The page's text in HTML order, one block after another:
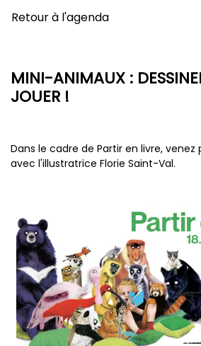
Retour à l'agenda
MINI-ANIMAUX :
JOUER !
Dans le cadre de Partir en livre,
avec l'illustratrice Florie Saint-Val.